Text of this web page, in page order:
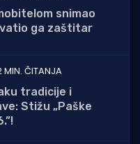
snimao
ga zaštitar
MIN. ČITANJA
tradicije i
Stižu „Paške